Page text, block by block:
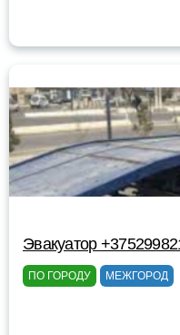
Эвакуатор
ПО ГОРОДУ МЕЖГОРОД